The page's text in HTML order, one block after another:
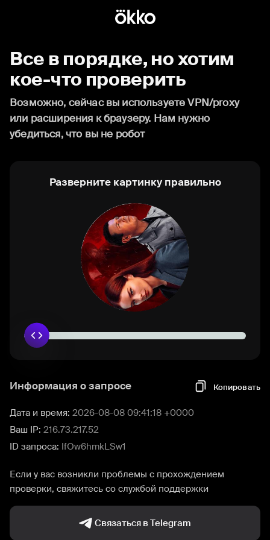
Все в порядке, но хотим
кое-что проверить
Возможно, сейчас вы используете VPN/proxy
или расширения к браузеру. Нам нужно
убедиться, что вы не робот
Разверните картинку правильно
Информация о запросе Копировать
Дата и время: 2026-08-08 09:41:18 +0000
Ваш IP: 216.73.217.52
ID запроса: IfOw6hmkLSw1
Если у вас возникли проблемы с прохождением
проверки, свяжитесь со службой поддержки
Связаться в Telegram